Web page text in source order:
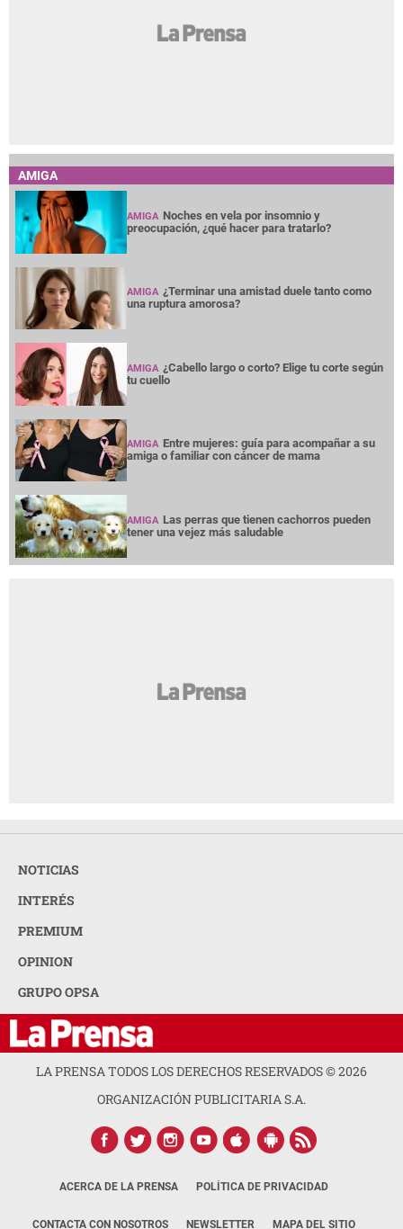
AMIGA
AMIGA Noches en vela por insomnio y
preocupación, ¿qué hacer para tratarlo?
AMIGA ¿Terminar una amistad duele tanto como
una ruptura amorosa?
AMIGA ¿Cabello largo o corto? Elige tu corte según
tu cuello
AMIGA Entre mujeres: guía para acompañar a su
amiga o familiar con cáncer de mama
AMIGA Las perras que tienen cachorros pueden
tener una vejez más saludable
NOTICIAS
INTERÉS
PREMIUM
OPINION
GRUPO OPSA
LA PRENSA TODOS LOS DERECHOS RESERVADOS ©2026
ORGANIZACIÓN PUBLICITARIA S.A.
ACERCA DE LA PRENSA POLÍTICA DE PRIVACIDAD
CONTACTA CON NOSOTROS NEWSLETTER MAPA DEL SITIO